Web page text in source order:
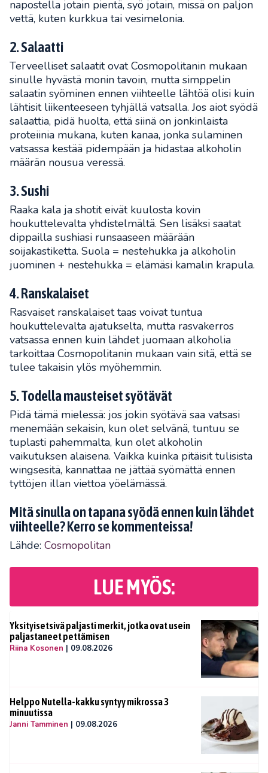
napostella jotain pientä, syö jotain, missä on paljon
vettä, kuten kurkkua tai vesimelonia.
2. Salaatti
Terveelliset salaatit ovat Cosmopolitanin mukaan
sinulle hyvästä monin tavoin, mutta simppelin
salaatin syöminen ennen viihteelle lähtöä olisi kuin
lähtisit liikenteeseen tyhjällä vatsalla. Jos aiot syödä
salaattia, pidä huolta, että siinä on jonkinlaista
proteiinia mukana, kuten kanaa, jonka sulaminen
vatsassa kestää pidempään ja hidastaa alkoholin
määrän nousua veressä.
3. Sushi
Raaka kala ja shotit eivät kuulosta kovin
houkuttelevalta yhdistelmältä. Sen lisäksi saatat
dippailla sushiasi runsaaseen määrään
soijakastiketta. Suola = nestehukka ja alkoholin
juominen + nestehukka = elämäsi kamalin krapula.
4. Ranskalaiset
Rasvaiset ranskalaiset taas voivat tuntua
houkuttelevalta ajatukselta, mutta rasvakerros
vatsassa ennen kuin lähdet juomaan alkoholia
tarkoittaa Cosmopolitanin mukaan vain sitä, että se
tulee takaisin ylös myöhemmin.
5. Todella mausteiset syötävät
Pidä tämä mielessä: jos jokin syötävä saa vatsasi
menemään sekaisin, kun olet selvänä, tuntuu se
tuplasti pahemmalta, kun olet alkoholin
vaikutuksen alaisena. Vaikka kuinka pitäisit tulisista
wingsesitä, kannattaa ne jättää syömättä ennen
tyttöjen illan viettoa yöelämässä.
Mitä sinulla on tapana syödä ennen kuin lähdet
viihteelle? Kerro se kommenteissa!
Lähde: Cosmopolitan
LUE MYÖS:
Yksityisetsivä paljasti merkit, jotka ovat usein
paljastaneet pettämisen
Riina Kosonen | 09.08.2026
Helppo Nutella-kakku syntyy mikrossa 3
minuutissa
Janni Tamminen | 09.08.2026